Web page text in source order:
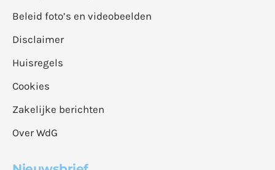
Beleid foto’s en videobeelden
Disclaimer
Huisregels
Cookies
Zakelijke berichten
Over WdG